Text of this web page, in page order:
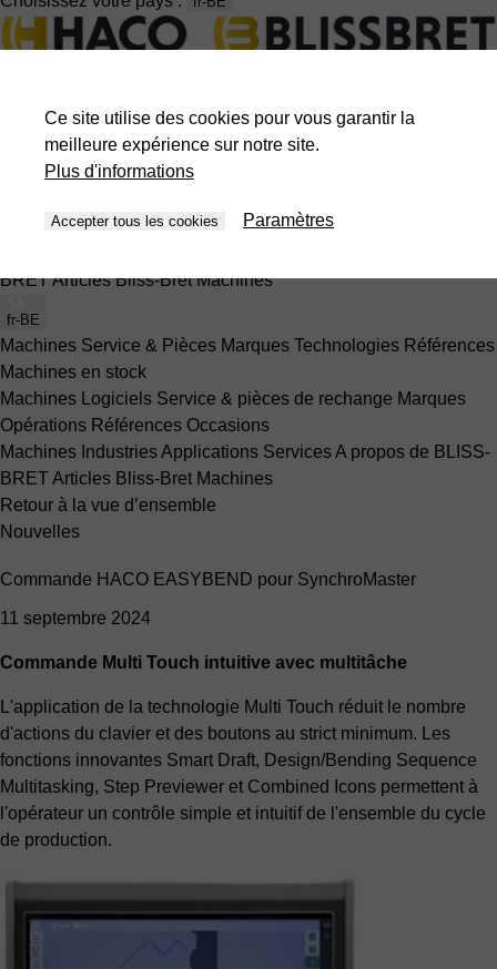
Machines en stock
Tôlerie
Machines LogicielsService & pièces de rechange
Presses
BRETArticles Bliss-BretMachines
fr-BE
Machines Service & Pièces Marques Technologies Références
Machines en stock
Machines
Logiciels Service & pièces de rechange Marques
Opérations Références Occasions
Machines IndustriesApplications ServicesA propos de BLISS-
BRETArticles Bliss-Bret Machines
Retour à la vue d’ensemble
Nouvelles
Commande HACO EASYBEND pour SynchroMaster
11 septembre 2024
Commande Multi Touch intuitive avec multitâche
L'application de la technologie Multi Touch réduit le nombre
d'actions du clavier et des boutons au strict minimum. Les
fonctions innovantes Smart Draft, Design/Bending Sequence
Multitasking, Step Previewer et Combined Icons permettent à
l'opérateur un contrôle simple et intuitif de l'ensemble du cycle
de production.
Ce site utilise des cookies pour vous garantir la
meilleure expérience sur notre site.
Plus d'informations
Accepter tous les cookies Paramètres